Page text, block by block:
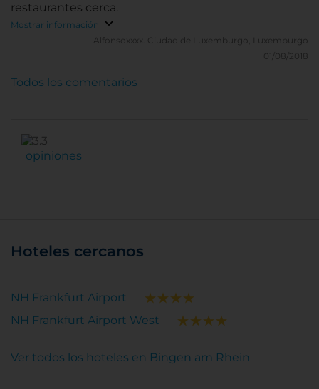
restaurantes cerca.
Mostrar información
Alfonsoxxxx.
Ciudad de Luxemburgo, Luxemburgo
01/08/2018
opiniones
Todos los comentarios
Hoteles cercanos
NH Frankfurt Airport
NH Frankfurt Airport West
Ver todos los hoteles en Bingen am Rhein